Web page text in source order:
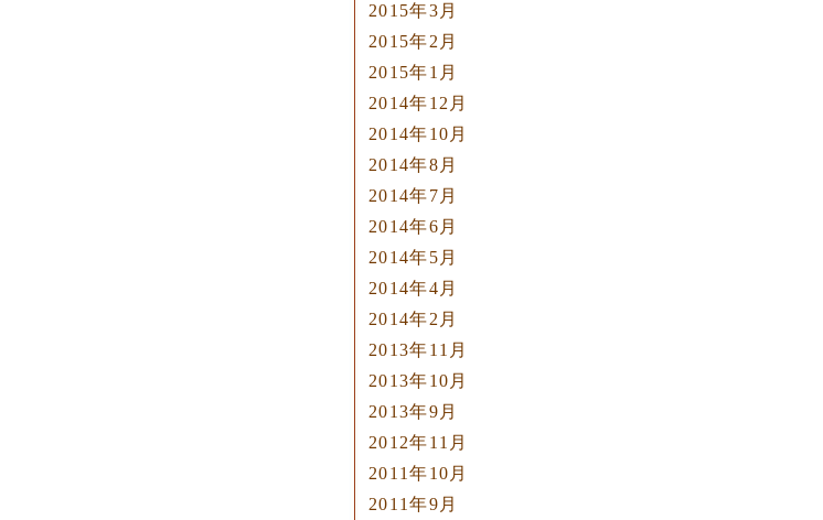
2015年3月
2015年2月
2015年1月
2014年12月
2014年10月
2014年8月
2014年7月
2014年6月
2014年5月
2014年4月
2014年2月
2013年11月
2013年10月
2013年9月
2012年11月
2011年10月
2011年9月